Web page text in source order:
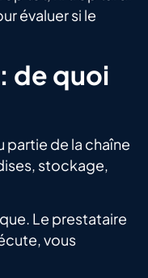
évaluer si le
de quoi
partie de la chaîne
stockage,
Le prestataire
vous